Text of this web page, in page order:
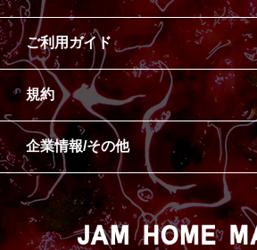
ご利用ガイド
規約
企業情報/その他